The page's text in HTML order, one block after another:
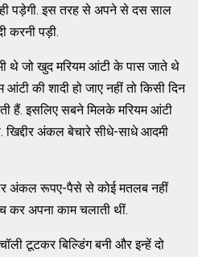
पड़ेगी. इस तरह से अपने से दस साल
करनी पड़ी.
थे जो खुद मरियम आंटी के पास जाते थे
की शादी हो जाए नहीं तो किसी दिन
हैं. इसलिए सबने मिलके मरियम आंटी
खिद्दीर अंकल बेचारे सीधे-साधे आदमी
अंकल रूपए-पैसे से कोई मतलब नहीं
कर अपना काम चलाती थीं.
टूटकर बिल्डिंग बनी और इन्हें दो